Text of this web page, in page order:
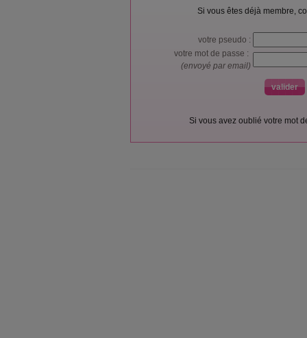
Si vous êtes déjà membre,
votre pseudo :
votre mot de passe :
(envoyé par email)
Si vous avez oublié votre mot